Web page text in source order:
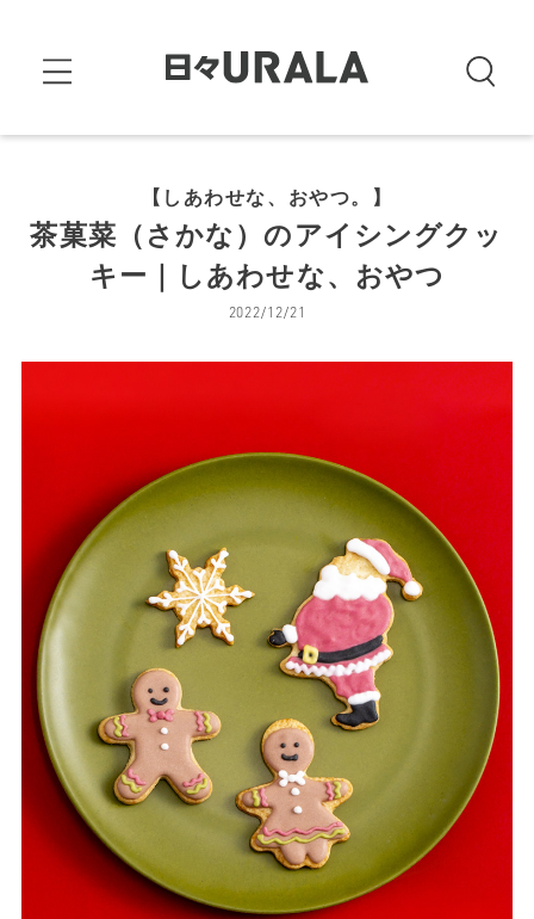
【しあわせな、おやつ。】
茶菓菜（さかな）のアイシングクッ
キー｜しあわせな、おやつ
2022/12/21